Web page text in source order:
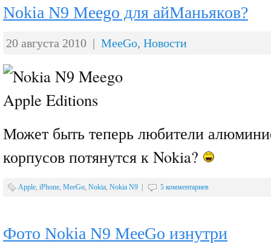
Nokia N9 Meego для айМаньяков?
20 августа 2010 | MeeGo, Новости
Может быть теперь любители
корпусов потянутся к Nokia?
Apple, iPhone, MeeGo, Nokia, Nokia N9 5 комментариев
Фото Nokia N9 MeeGo изнутри